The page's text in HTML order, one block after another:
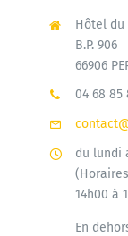
Hôtel du
B.P. 906
66906
04 68 85
du lundi
14h00 à
En